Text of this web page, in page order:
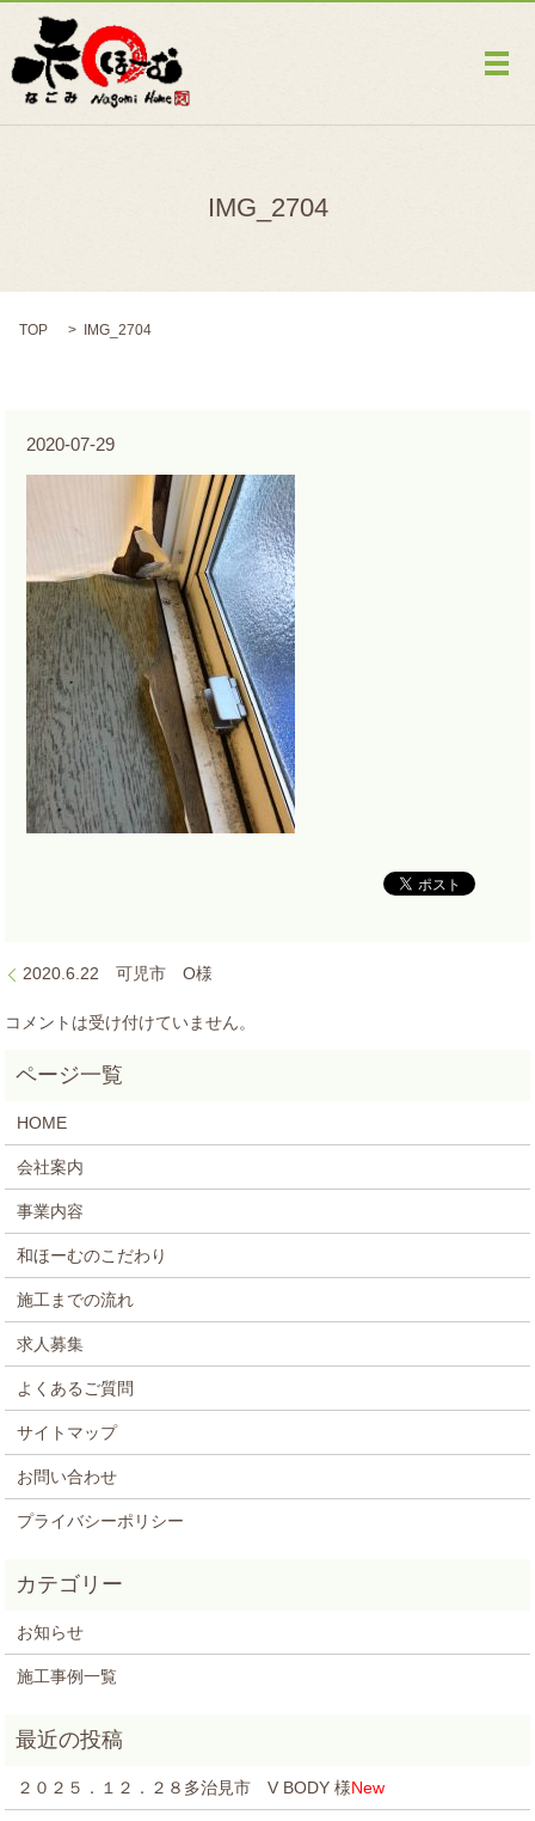
メ
IMG_2704
TOP IMG_2704
2020-07-29
2020.6.22 可児市 O様
コメントは受け付けていません。
HOME
会社案内
事業内容
和ほーむのこだわり
施工までの流れ
求人募集
よくあるご質問
サイトマップ
お問い合わせ
プライバシーポリシー
お知らせ
施工事例一覧
２０２５．１２．２８多治見市 V BODY 様New